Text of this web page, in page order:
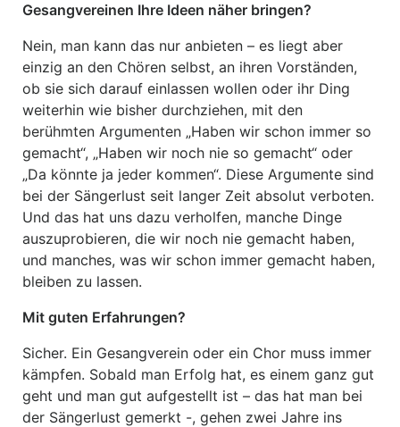
Gesangvereinen Ihre Ideen näher bringen?
Nein, man kann das nur anbieten – es liegt aber
einzig an den Chören selbst, an ihren Vorständen,
ob sie sich darauf einlassen wollen oder ihr Ding
weiterhin wie bisher durchziehen, mit den
berühmten Argumenten „Haben wir schon immer so
gemacht“, „Haben wir noch nie so gemacht“ oder
„Da könnte ja jeder kommen“. Diese Argumente sind
bei der Sängerlust seit langer Zeit absolut verboten.
Und das hat uns dazu verholfen, manche Dinge
auszuprobieren, die wir noch nie gemacht haben,
und manches, was wir schon immer gemacht haben,
bleiben zu lassen.
Mit guten Erfahrungen?
Sicher. Ein Gesangverein oder ein Chor muss immer
kämpfen. Sobald man Erfolg hat, es einem ganz gut
geht und man gut aufgestellt ist – das hat man bei
der Sängerlust gemerkt -, gehen zwei Jahre ins